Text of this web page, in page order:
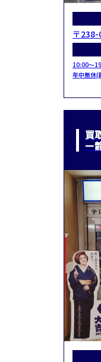
〒
10:00～
年中無休(
買
ー